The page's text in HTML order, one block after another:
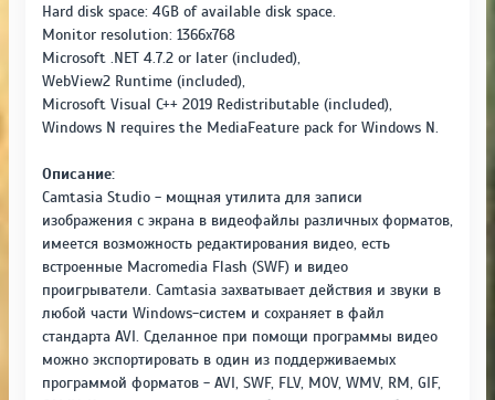
Hard disk space: 4GB of available disk space.
Monitor resolution: 1366x768
Microsoft .NET 4.7.2 or later (included),
WebView2 Runtime (included),
Microsoft Visual C++ 2019 Redistributable (included),
Windows N requires the MediaFeature pack for Windows N.
Описание:
Camtasia Studio - мощная утилита для записи
изображения с экрана в видеофайлы различных форматов,
имеется возможность редактирования видео, есть
встроенные Macromedia Flash (SWF) и видео
проигрыватели. Camtasia захватывает действия и звуки в
любой части Windows-систем и сохраняет в файл
стандарта AVI. Сделанное при помощи программы видео
можно экспортировать в один из поддерживаемых
программой форматов - AVI, SWF, FLV, MOV, WMV, RM, GIF,